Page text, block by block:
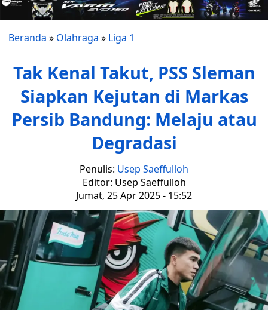
Beranda » Olahraga » Liga 1
Tak Kenal Takut, PSS Sleman
Siapkan Kejutan di Markas
Persib Bandung: Melaju atau
Degradasi
Penulis: Usep Saeffulloh
Editor: Usep Saeffulloh
Jumat, 25 Apr 2025 - 15:52